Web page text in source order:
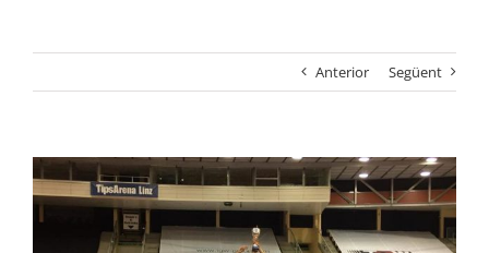
SERVEIS
INFANTS
Anterior Següent
View
Larger
Image